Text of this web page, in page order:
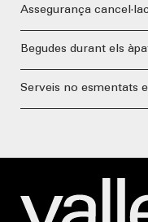
Assegurança
Begudes durant els
Serveis no esmentats